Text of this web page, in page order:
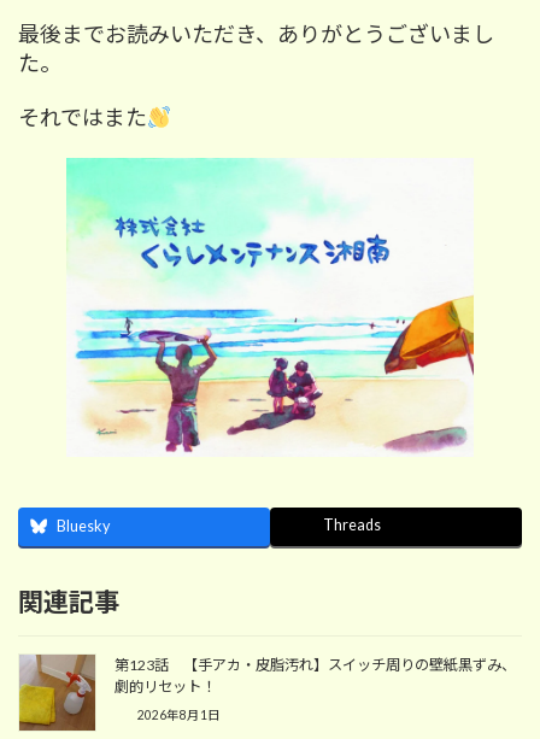
最後までお読みいただき、ありがとうございまし
た。
それではまた
Bluesky Threads
関連記事
第123話 【手アカ・皮脂汚れ】スイッチ周りの壁紙黒ずみ、
劇的リセット！
2026年8月1日